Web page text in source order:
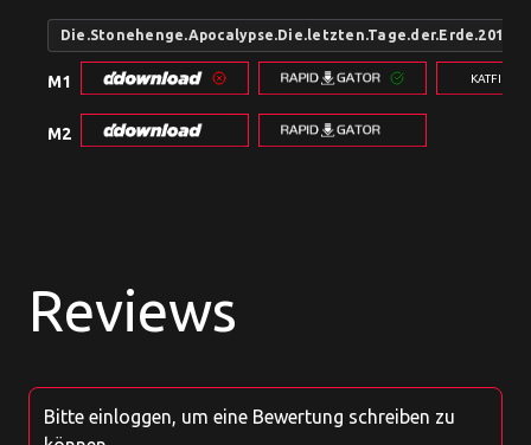
M1
M2
Reviews
Bitte einloggen, um eine Bewertung schreiben zu